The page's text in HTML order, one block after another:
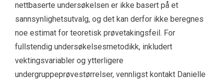
nettbaserte undersøkelsen er ikke basert på et
sannsynlighetsutvalg, og det kan derfor ikke beregnes
noe estimat for teoretisk prøvetakingsfeil. For
fullstendig undersøkelsesmetodikk, inkludert
vektingsvariabler og ytterligere
undergruppeprøvestørrelser, vennligst kontakt Danielle